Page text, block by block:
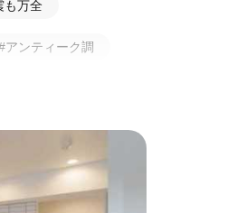
も万全
アンティーク調
#ヘリンボーン床